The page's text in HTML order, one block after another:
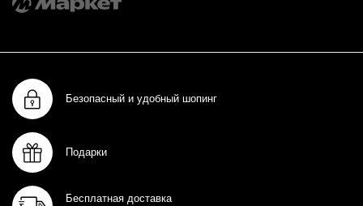
Безопасный и удобный шопинг
Подарки
Бесплатная доставка